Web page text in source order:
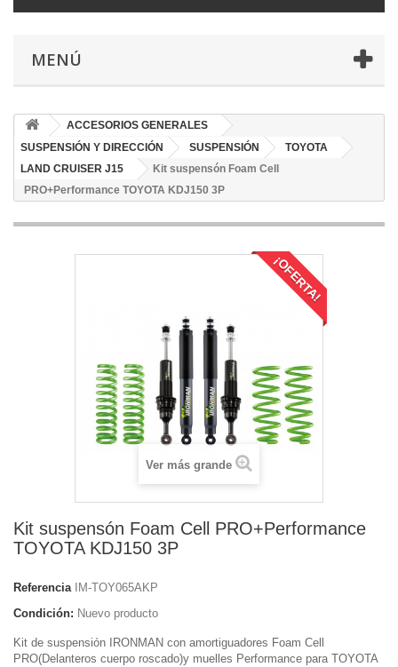
MENÚ
ACCESORIOS GENERALES
SUSPENSIÓN Y DIRECCIÓN
SUSPENSIÓN
TOYOTA
LAND CRUISER J15
Kit suspensón Foam Cell
PRO+Performance TOYOTA KDJ150 3P
¡OFERTA!
Ver más grande
Kit suspensón Foam Cell PRO+Performance
TOYOTA KDJ150 3P
Referencia
IM-TOY065AKP
Condición: Nuevo producto
Kit de suspensión IRONMAN con amortiguadores Foam Cell
PRO(Delanteros cuerpo roscado)y muelles Performance para TOYOTA